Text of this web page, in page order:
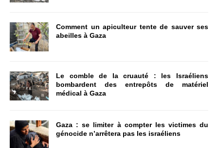
Comment un apiculteur tente de sauver ses
abeilles à Gaza
Le comble de la cruauté : les Israéliens
bombardent des entrepôts de matériel
médical à Gaza
Gaza : se limiter à compter les victimes du
génocide n’arrêtera pas les israéliens